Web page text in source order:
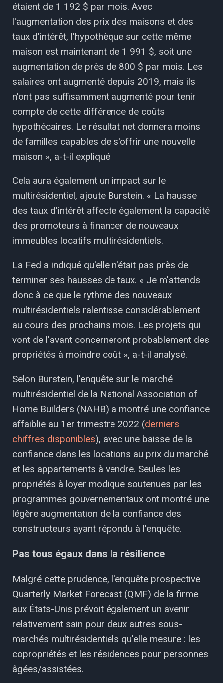
étaient de 1 192 $ par mois. Avec
l'augmentation des prix des maisons et des
taux d'intérêt, l'hypothèque sur cette même
maison est maintenant de 1 991 $, soit une
augmentation de près de 800 $ par mois. Les
salaires ont augmenté depuis 2019, mais ils
n'ont pas suffisamment augmenté pour tenir
compte de cette différence de coûts
hypothécaires. Le résultat net donnera moins
de familles capables de s'offrir une nouvelle
maison », a-t-il expliqué.
Cela aura également un impact sur le
multirésidentiel, ajoute Burstein. « La hausse
des taux d'intérêt affecte également la capacité
des promoteurs à financer de nouveaux
immeubles locatifs multirésidentiels.
La Fed a indiqué qu'elle n'était pas près de
terminer ses hausses de taux. « Je m'attends
donc à ce que le rythme des nouveaux
multirésidentiels ralentisse considérablement
au cours des prochains mois. Les projets qui
vont de l'avant concerneront probablement des
propriétés à moindre coût », a-t-il analysé.
Selon Burstein, l'enquête sur le marché
multirésidentiel de la National Association of
Home Builders (NAHB) a montré une confiance
affaiblie au 1er trimestre 2022 (derniers
chiffres disponibles), avec une baisse de la
confiance dans les locations au prix du marché
et les appartements à vendre. Seules les
propriétés à loyer modique soutenues par les
programmes gouvernementaux ont montré une
légère augmentation de la confiance des
constructeurs ayant répondu à l'enquête.
Pas tous égaux dans la résilience
Malgré cette prudence, l'enquête prospective
Quarterly Market Forecast (QMF) de la firme
aux États-Unis prévoit également un avenir
relativement sain pour deux autres sous-
marchés multirésidentiels qu'elle mesure : les
copropriétés et les résidences pour personnes
âgées/assistées.